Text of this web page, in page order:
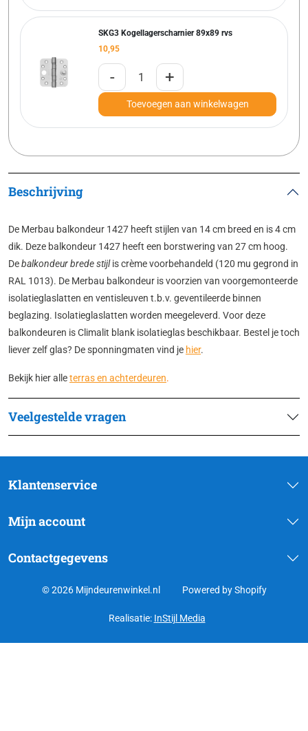
SKG3 Kogellagerscharnier 89x89 rvs
10,95
- +
Toevoegen aan winkelwagen
Beschrijving
De Merbau balkondeur 1427 heeft stijlen van 14 cm breed en is 4 cm
dik. Deze balkondeur 1427 heeft een borstwering van 27 cm hoog.
Debalkondeur brede stijlis crème voorbehandeld (120 mu gegrond in
RAL 1013). De Merbau balkondeur is voorzien van voorgemonteerde
isolatieglaslatten en ventisleuven t.b.v. geventileerde binnen
beglazing. Isolatieglaslatten worden meegeleverd. Voor deze
balkondeuren is Climalit blank isolatieglas beschikbaar. Bestel je toch
liever zelf glas? De sponningmaten vind je hier.
Bekijk hier alleterras en achterdeuren.
Veelgestelde vragen
Klantenservice
Mijn account
Contactgegevens
© 2026 Mijndeurenwinkel.nl Powered by Shopify
Realisatie: InStijl Media